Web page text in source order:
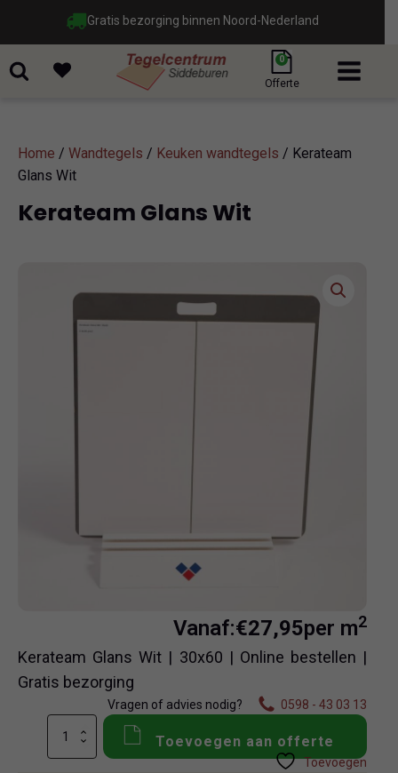
Gratis bezorging binnen Noord-Nederland
0
Offerte
Home / Wandtegels / Keuken wandtegels / Kerateam
Glans Wit
Kerateam Glans Wit
Vanaf:€27,95per m2
Kerateam Glans Wit | 30x60 | Online bestellen |
Gratis bezorging
Vragen of advies nodig? 0598 - 43 03 13
Kerateam
Toevoegen aan offerte
Toevoegen